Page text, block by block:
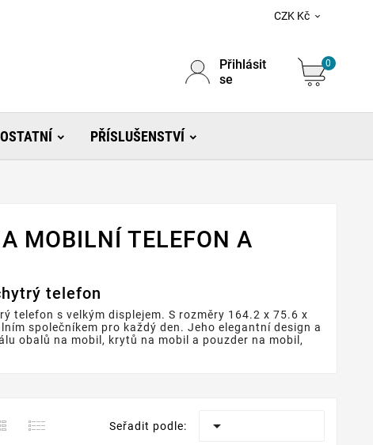
CZK Kč 
Přihlásit
se
0
OSTATNÍ PŘÍSLUŠENSTVÍ
MOBILNÍ TELEFON A
telefon
telefon s velkým displejem. S rozměry 164.2 x 75.6 x
společníkem pro každý den. Jeho elegantní design a
obalů na mobil, krytů na mobil a pouzder na mobil,
Seřadit podle: 